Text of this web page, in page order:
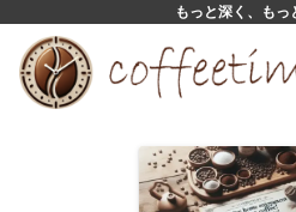
もっと深く、もっ